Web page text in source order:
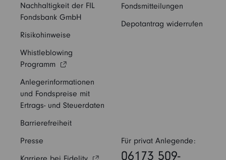
Nachhaltigkeit der FIL
Fondsbank GmbH
Risikohinweise
Whistleblowing
Programm
Anlegerinformationen
und Fondspreise mit
Ertrags- und Steuerdaten
Barrierefreiheit
Fondsmitteilungen
Depotantrag widerrufen
Presse
Für privat Anlegende:
06173 509-